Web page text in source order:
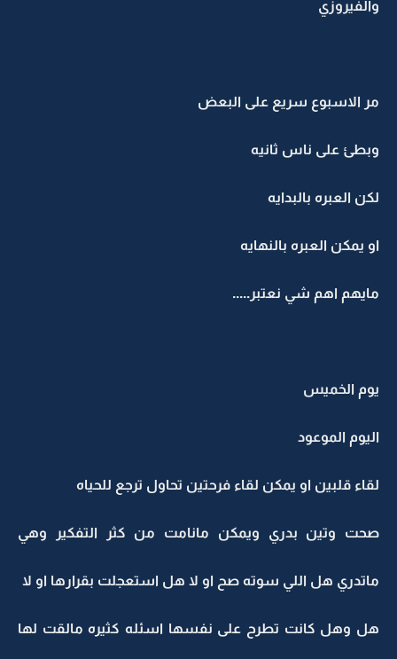
والفيروزي
مر الاسبوع سريع على البعض
وبطئ على ناس ثانيه
لكن العبره بالبدايه
او يمكن العبره بالنهايه
مايهم اهم شي نعتبر.....
يوم الخميس
اليوم الموعود
لقاء قلبين او يمكن لقاء فرحتين تحاول ترجع للحياه
صحت وتين بدري ويمكن مانامت من كثر التفكير وهي
ماتدري هل اللي سوته صح او لا هل استعجلت بقرارها او لا
هل وهل كانت تطرح على نفسها اسئله كثيره مالقت لها